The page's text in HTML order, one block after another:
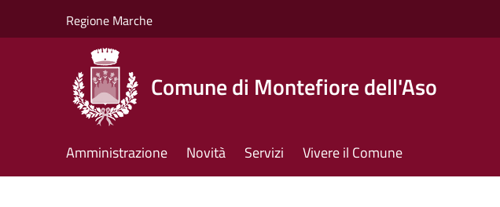
Regione Marche
Comune di Montefiore dell'Aso
Amministrazione Novità Servizi Vivere il Comune